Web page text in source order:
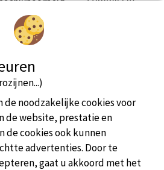
de noodzakelijke cookies voor
de website, prestatie en
de cookies ook kunnen
advertenties. Door te
gaat u akkoord met het